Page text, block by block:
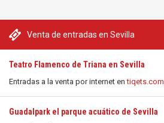
Venta de entradas en Sevilla
Teatro Flamenco de Triana en Sevilla
Entradas a la venta por internet entiqets.com
Guadalpark el parque acuático de Sevilla